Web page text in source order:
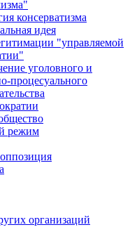
консерватизма
идея
"управляемой
уголовного и
процесуального
режим
организаций